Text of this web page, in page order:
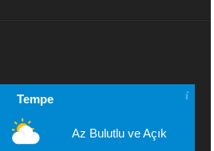
Tempe
Az Bulutlu ve Açık